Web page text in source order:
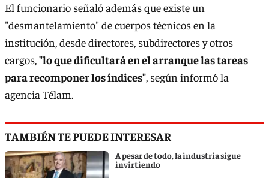
El funcionario señaló además que existe un
"desmantelamiento" de cuerpos técnicos en la
institución, desde directores, subdirectores y otros
cargos,"lo que dificultará en el arranque las tareas
para recomponer los índices", según informó la
agencia Télam.
TAMBIÉN TE PUEDE INTERESAR
A pesar de todo, la industria sigue
invirtiendo